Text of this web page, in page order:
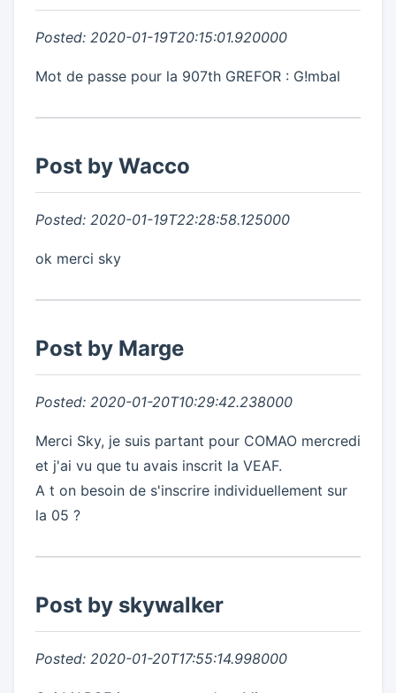
Posted: 2020-01-19T20:15:01.920000
Mot de passe pour la 907th GREFOR : G!mbal
Post by Wacco
Posted: 2020-01-19T22:28:58.125000
ok merci sky
Post by Marge
Posted: 2020-01-20T10:29:42.238000
Merci Sky, je suis partant pour COMAO mercredi
et j'ai vu que tu avais inscrit la VEAF.
A t on besoin de s'inscrire individuellement sur
la 05 ?
Post by skywalker
Posted: 2020-01-20T17:55:14.998000